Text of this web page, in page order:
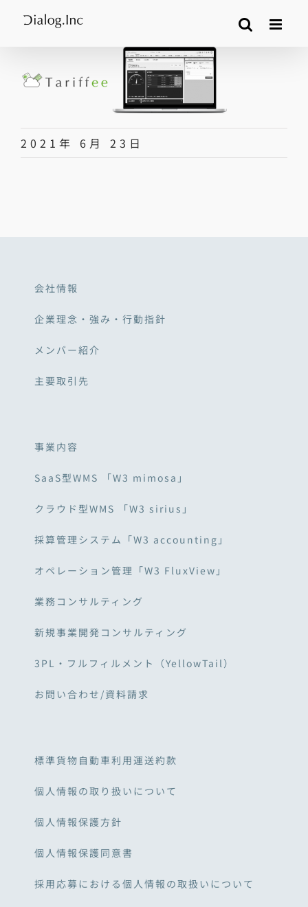
2021年 6月 23日
会社情報
企業理念・強み・行動指針
メンバー紹介
主要取引先
事業内容
SaaS型WMS 「W3 mimosa」
クラウド型WMS 「W3 sirius」
採算管理システム「W3 accounting」
オペレーション管理「W3 FluxView」
業務コンサルティング
新規事業開発コンサルティング
3PL・フルフィルメント（YellowTail）
お問い合わせ/資料請求
標準貨物自動車利用運送約款
個人情報の取り扱いについて
個人情報保護方針
個人情報保護同意書
採用応募における個人情報の取扱いについて